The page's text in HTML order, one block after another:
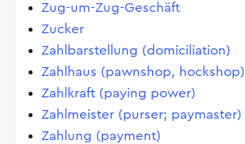
Zug-um-Zug-Geschäft
Zucker
Zahlbarstellung (domiciliation)
Zahlhaus (pawnshop, hockshop)
Zahlkraft (paying power)
Zahlmeister (purser; paymaster)
Zahlung (payment)